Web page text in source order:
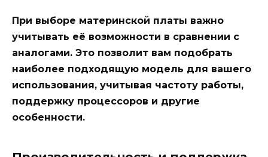
При выборе материнской платы важно
учитывать её возможности в сравнении с
аналогами. Это позволит вам подобрать
наиболее подходящую модель для вашего
использования, учитывая частоту работы,
поддержку процессоров и другие
особенности.